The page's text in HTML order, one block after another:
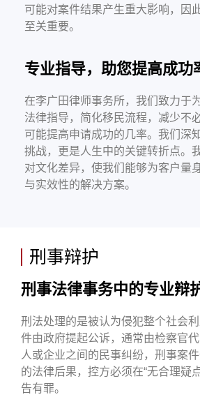
可能对案件结果产生重大影响，因
至关重要。
专业指导，助您提高成功
在李广田律师事务所，我们致力于
法律指导，简化移民流程，减少不
可能提高申请成功的几率。我们深
挑战，更是人生中的关键转折点。
对文化差异，使我们能够为客户量
与实效性的解决方案。
刑事辩护
刑事法律事务中的专业辩
刑法处理的是被认为侵犯整个社会
件由政府提起公诉，通常由检察官
人或企业之间的民事纠纷，刑事案
的法律后果，控方必须在“无合理疑
告有罪。